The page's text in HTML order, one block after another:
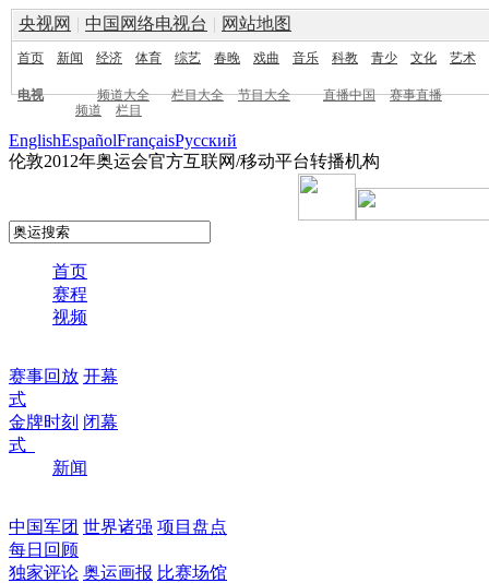
央视网 | 中国网络电视台 | 网站地图
首页 新闻 经济 体育 综艺 春晚 戏曲 音乐 科教 青少 文化 艺术
电视 频道大全 栏目大全 节目大全 直播中国
赛事直播
频道
栏目
EnglishEspañolFrançaisPусский
伦敦2012年奥运会官方互联网/移动平台转播机构
首页
赛程
视频
赛事回放 开幕
式
金牌时刻 闭幕
式
新闻
中国军团 世界诸强 项目盘点
每日回顾
独家评论 奥运画报 比赛场馆